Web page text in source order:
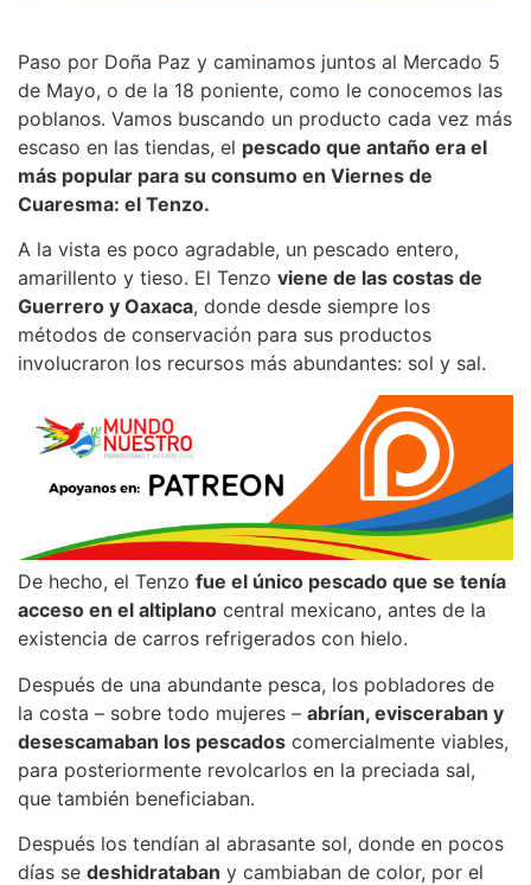
Paso por Doña Paz y caminamos juntos al Mercado 5
de Mayo, o de la 18 poniente, como le conocemos las
poblanos. Vamos buscando un producto cada vez más
escaso en las tiendas, el pescado que antaño era el
más popular para su consumo en Viernes de
Cuaresma: el Tenzo.
A la vista es poco agradable, un pescado entero,
amarillento y tieso. El Tenzo viene de las costas de
Guerrero y Oaxaca, donde desde siempre los
métodos de conservación para sus productos
involucraron los recursos más abundantes: sol y sal.
De hecho, el Tenzo fue el único pescado que se tenía
acceso en el altiplano central mexicano, antes de la
existencia de carros refrigerados con hielo.
Después de una abundante pesca, los pobladores de
la costa – sobre todo mujeres – abrían, evisceraban y
desescamaban los pescados comercialmente viables,
para posteriormente revolcarlos en la preciada sal,
que también beneficiaban.
Después los tendían al abrasante sol, donde en pocos
días se deshidrataban y cambiaban de color, por el